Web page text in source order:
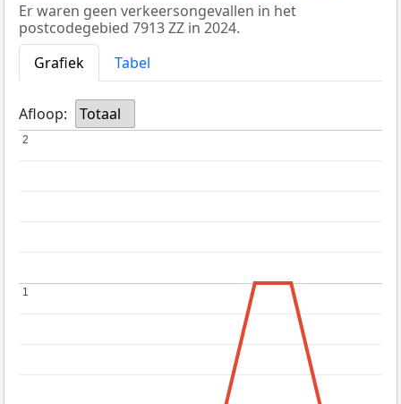
Er waren geen verkeersongevallen in het
postcodegebied 7913 ZZ in 2024.
Grafiek
Tabel
Afloop: Totaal
1
1
2
2